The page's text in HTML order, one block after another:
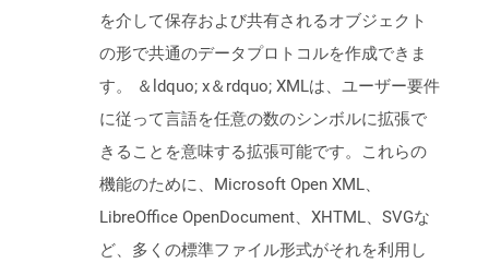
を介して保存および共有されるオブジェクト
の形で共通のデータプロトコルを作成できま
す。 ＆ldquo; x＆rdquo; XMLは、ユーザー要件
に従って言語を任意の数のシンボルに拡張で
きることを意味する拡張可能です。これらの
機能のために、Microsoft Open XML、
LibreOffice OpenDocument、XHTML、SVGな
ど、多くの標準ファイル形式がそれを利用し